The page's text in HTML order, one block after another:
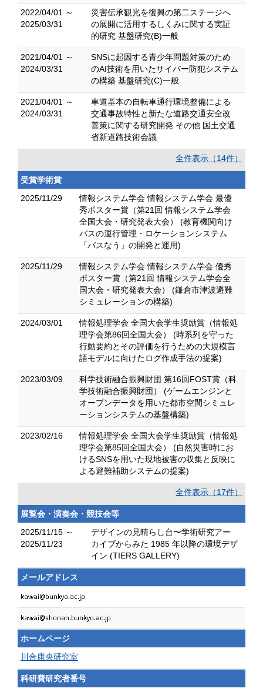
2022/04/01 ～
2025/03/31
災害伝承観光を復興の第二ステージへ
の展開に活用するしくみに関する実証
的研究 基盤研究(B)一般
2021/04/01 ～
2024/03/31
SNSに起因する青少年問題対策のため
のAI技術を用いたサイバー防犯システム
の構築 基盤研究(C)一般
2021/04/01 ～
2024/03/31
車道基本の自転車通行環境整備による
交通事故特性と新たな道路交通安全改
善策に関する研究開発 その他 国土交通
省新道路技術会議
全件表示（14件）
受賞学術賞
2025/11/29
情報システム学会 情報システム学会 最優
秀ポスター賞（第21回 情報システム学会
全国大会・研究発表大会） (教育機関向け
バスの運行管理・ロケーションシステム
「バスなう」の開発と運用)
2025/11/29
情報システム学会 情報システム学会 優秀
ポスター賞（第21回 情報システム学会全
国大会・研究発表大会） (鎌倉市津波避難
シミュレーションの構築)
2024/03/01
情報処理学会 全国大会学生奨励賞（情報処
理学会第86回全国大会） (時系列を守った
行動要約とその評価を行うための大規模言
語モデルに向けたログ作成手法の提案)
2023/03/09
科学技術融合振興財団 第16回FOST賞（科
学技術融合振興財団） (ゲームエンジンと
オープンデータを用いた都市空間シミュレ
ーションシステムの基盤構築)
2023/02/16
情報処理学会 全国大会学生奨励賞（情報処
理学会第85回全国大会） (自然災害時にお
けるSNSを用いた現地被害の収集と反映に
よる避難補助システムの提案)
全件表示（17件）
展覧会・演奏会・競技会等
2025/11/15 ～
2025/11/23
デザインの見晴らし台〜学術研究アー
カイブからみた 1985 年以降の環境デザ
イン (TIERS GALLERY)
メールアドレス
ホームページ
川合康央研究室
科研費研究者番号